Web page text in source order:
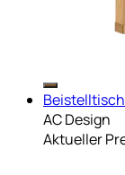
AC Design
Aktueller